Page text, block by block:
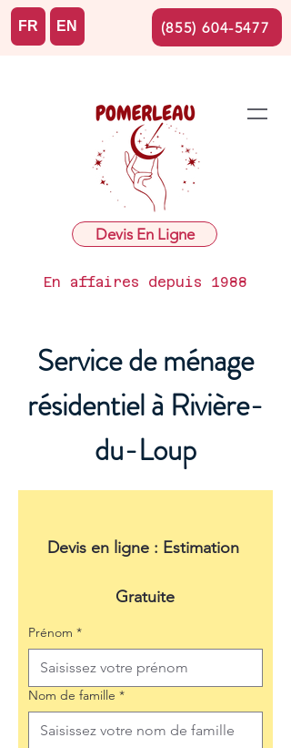
Devis En Ligne
En affaires depuis 1988
FR EN (855) 604-5477
Service de ménage
résidentiel à Rivière-
du-Loup
Devis en ligne : Estimation
Gratuite
Prénom *
Nom de famille *